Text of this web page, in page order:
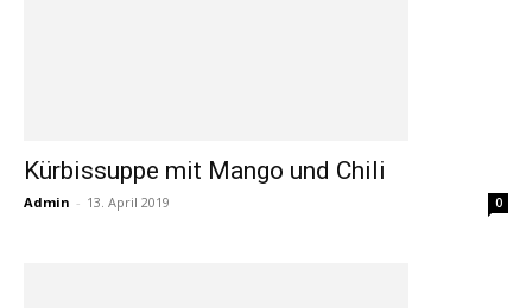
Kürbissuppe mit Mango und Chili
Admin - 13. April 2019 0